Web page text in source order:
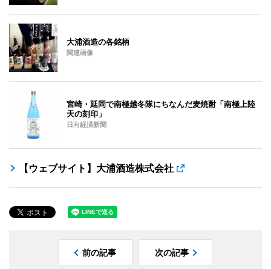
大浦酒造の各銘柄
関連画像
宮崎・延岡で南極越冬隊にちなんだ麦焼酎「南極上陸
天の刻印」
日向経済新聞
【ウェブサイト】大浦酒造株式会社
前の記事 次の記事